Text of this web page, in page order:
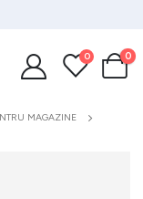
0 0
MAGAZINE